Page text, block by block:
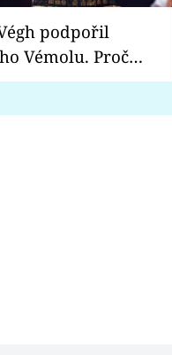
Vémolu. Proč
zápasit s ním než